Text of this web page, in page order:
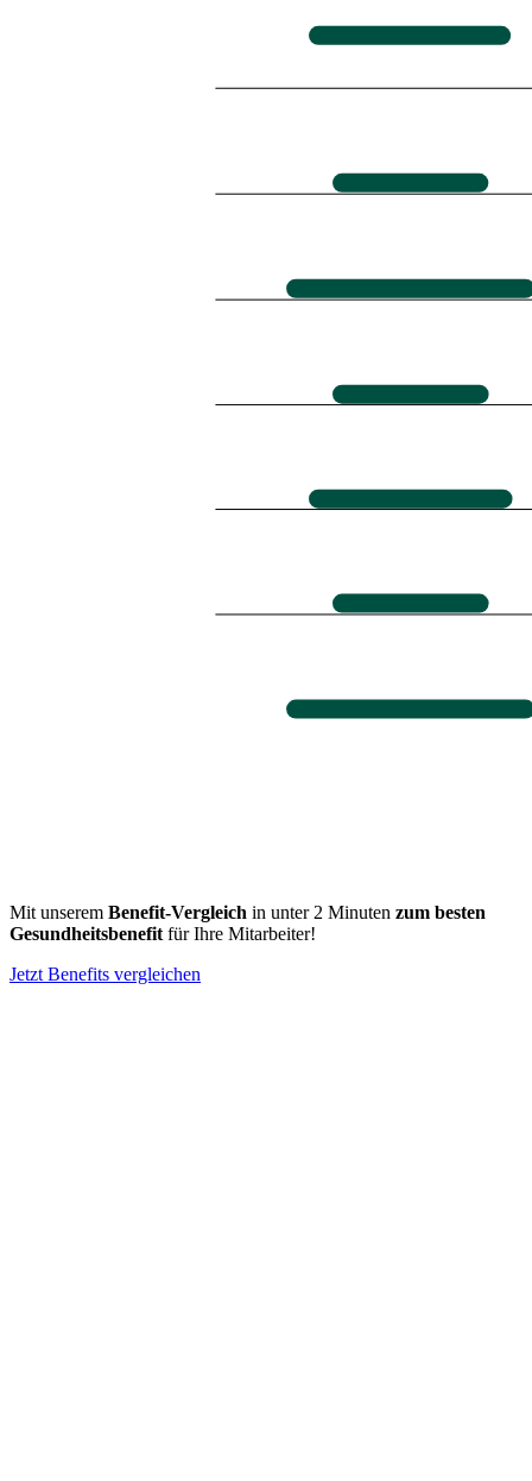
Mit unserem Benefit-Vergleich in unter 2 Minuten zum besten
Gesundheitsbenefit für Ihre Mitarbeiter!
Jetzt Benefits vergleichen